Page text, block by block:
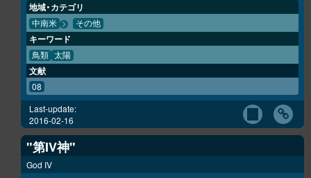
地域・カテゴリ
中南米 その他
キーワード
鳥類 太陽
文献
08
Last-update:
2016-02-16
"第IV神"
God IV